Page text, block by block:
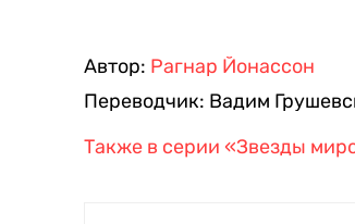
Автор: Рагнар Йонассон
Переводчик: Вадим
Также в серии «Звезды